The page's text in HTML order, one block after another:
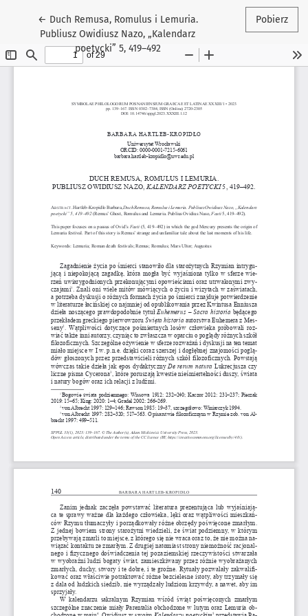
← Wróć do szczegółów artykułu
Duch Remusa, Romulus i Lemuria.
Publiusz Owidiusz Nazo, „Kalendarz
poetycki” 5, 419–492
Pobierz